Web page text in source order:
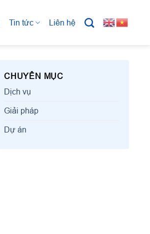
Tin tức Liên hệ
CHUYÊN MỤC
Dịch vụ
Giải pháp
Dự án